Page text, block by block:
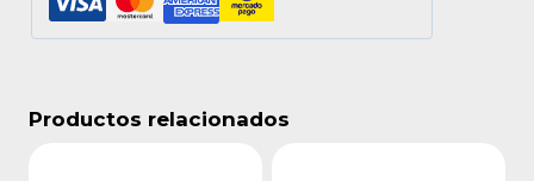
Productos relacionados